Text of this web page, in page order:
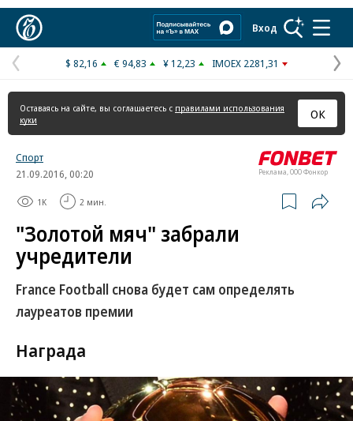
Вход
Предыдущая
страница
$ 82,16 € 94,83 ¥ 12,23 IMOEX 2281,31
Оставаясь на сайте, вы соглашаетесь с правилами использования
куки
ОК
Реклама, ООО Фонкор
Спорт
21.09.2016, 00:20
1K 2 мин.
"Золотой мяч" забрали
учредители
France Football снова будет сам определять
лауреатов премии
Награда